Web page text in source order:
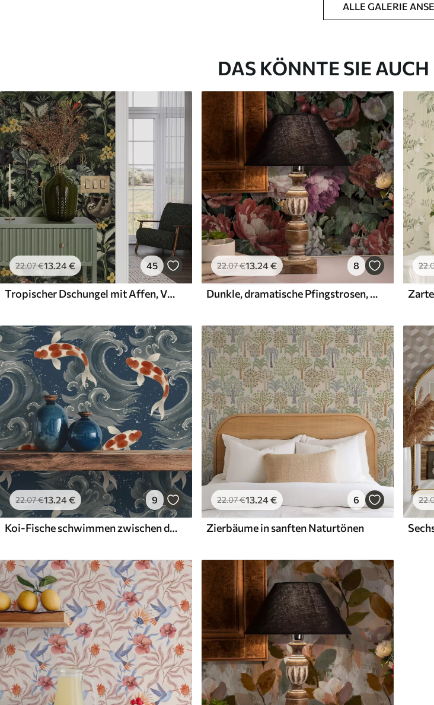
Erhältlich mit Lackbeschichtung und/oder Tapetenkleber.
Anwendung
Nahtlose Anwendung
Verfügbare Materialien
Standard
45.00 27.00€/m²
Premium
56 34.00€/m²
Premium-Vinyl
65.0039.00€/m²
ALLE GALERIE
DAS KÖNNTE SIE
22.07€13.24€ 45
Tropischer Dschungel mit Affen, Vögeln und dichtem Blattwerk
22.07€13.24€ 8
Dunkle, dramatische Pfingstrosen, Beeren und Schmetterling auf schwarzem Hintergrund
22
22.07€13.24€ 9
Koi-Fische schwimmen zwischen dramatischen Meereswellen
22.07€13.24€ 6
Zierbäume in sanften Naturtönen
22